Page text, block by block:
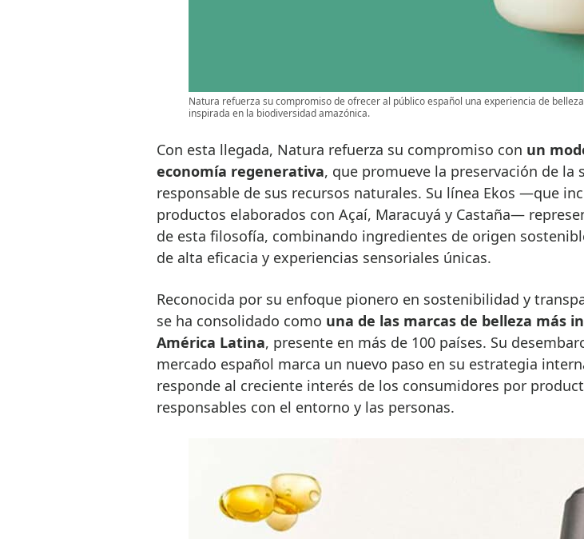
Natura refuerza su compromiso de ofrecer al público español una experiencia de
inspirada en la biodiversidad amazónica.
Con esta llegada, Natura refuerza su compromiso con un
economía regenerativa, que promueve la preservación de la
responsable de sus recursos naturales. Su línea Ekos —que
productos elaborados con Açaí, Maracuyá y Castaña—
de esta filosofía, combinando ingredientes de origen
de alta eficacia y experiencias sensoriales únicas.
Reconocida por su enfoque pionero en sostenibilidad y
se ha consolidado como una de las marcas de belleza más
América Latina, presente en más de 100 países. Su
mercado español marca un nuevo paso en su estrategia
responde al creciente interés de los consumidores por
responsables con el entorno y las personas.